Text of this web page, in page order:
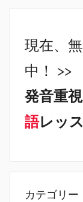
現在、
中！ >>
発音重
語レッ
カテゴリー